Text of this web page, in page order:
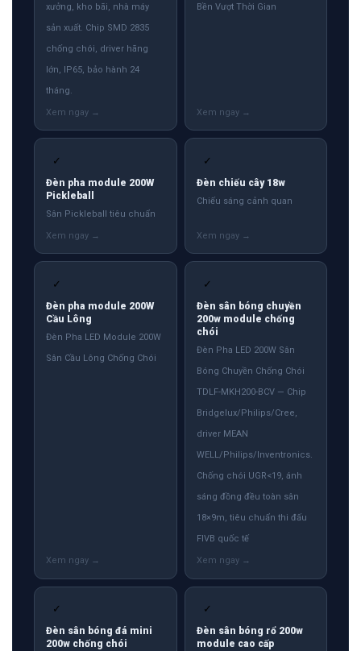
xưởng, kho bãi, nhà máy
sản xuất. Chip SMD 2835
chống chói, driver hãng
lớn, IP65, bảo hành 24
tháng.
Bền Vượt Thời Gian
✓
Đèn pha module 200W
Pickleball
Sân Pickleball tiêu chuẩn
✓
Đèn chiếu cây 18w
Chiếu sáng cảnh quan
✓
Đèn pha module 200W
Cầu Lông
Đèn Pha LED Module 200W
Sân Cầu Lông Chống Chói
✓
Đèn sân bóng chuyền
200w module chống
chói
Đèn Pha LED 200W Sân
Bóng Chuyền Chống Chói
TDLF-MKH200-BCV — Chip
Bridgelux/Philips/Cree,
driver MEAN
WELL/Philips/Inventronics.
Chống chói UGR<19, ánh
sáng đồng đều toàn sân
18×9m, tiêu chuẩn thi đấu
FIVB quốc tế
✓
Đèn sân bóng đá mini
200w chống chói
✓
Đèn sân bóng rổ 200w
module cao cấp